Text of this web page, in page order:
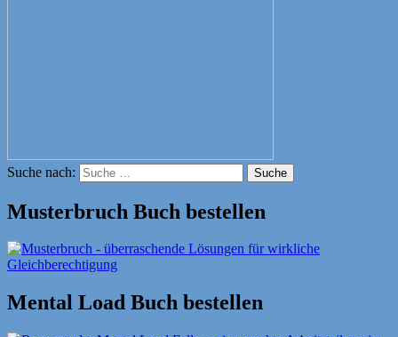
Suche nach: Suche
Musterbruch Buch bestellen
Mental Load Buch bestellen